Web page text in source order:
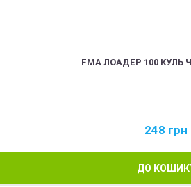
FMA ЛОАДЕР 100 КУЛЬ
248 грн
ДО